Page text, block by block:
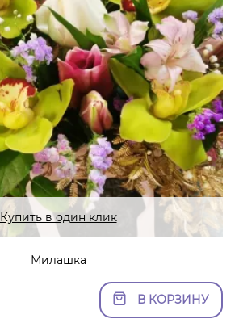
Купить в один клик
Милашка
В КОРЗИНУ